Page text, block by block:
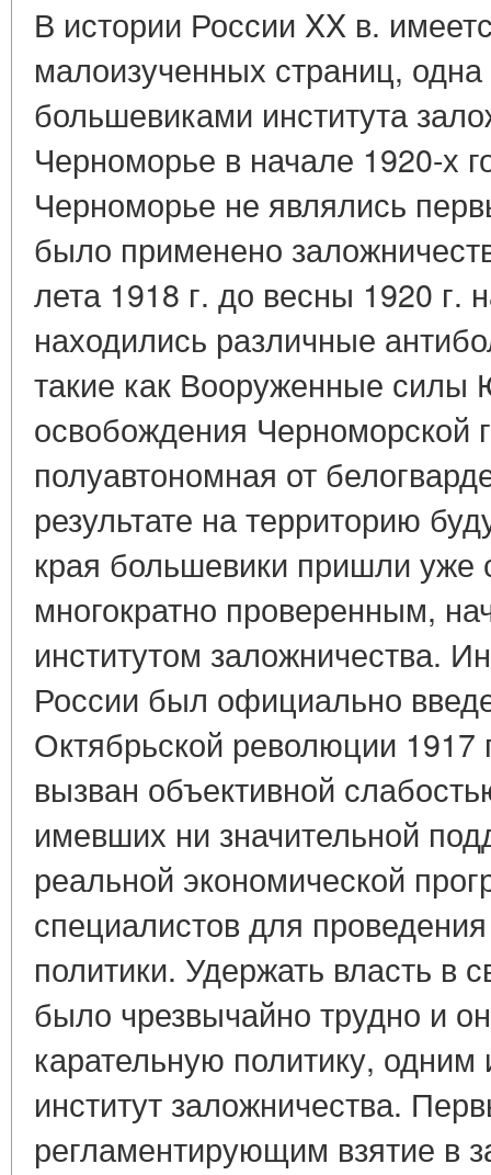
В истории России XX в.
малоизученных страниц,
большевиками института
Черноморье в начале 1920-х
Черноморье не являлись
было применено
лета 1918 г. до весны 1920 г.
находились различные
такие как Вооруженные силы
освобождения Черноморской
полуавтономная от
результате на территорию
края большевики пришли
многократно проверенным,
институтом заложничества.
России был официально
Октябрьской революции 1917
вызван объективной
имевших ни значительной
реальной экономической
специалистов для
политики. Удержать власть в
было чрезвычайно трудно и
карательную политику, одним
институт заложничества.
регламентирующим взятие в